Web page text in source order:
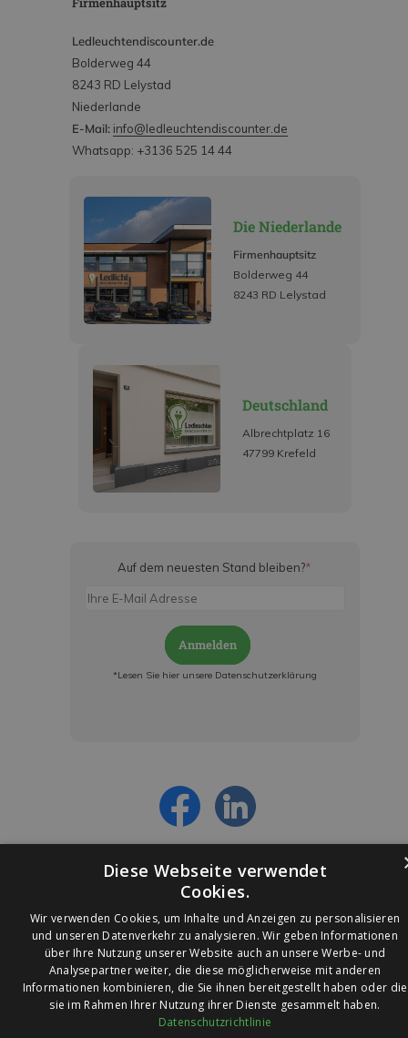
Ledleuchtendiscounter.de
Bolderweg 44
8243 RD Lelystad
Niederlande
E-Mail: info@ledleuchtendiscounter.de
Whatsapp: +3136 525 14 44
Die Niederlande
Firmenhauptsitz
Bolderweg 44
8243 RD Lelystad
Deutschland
Albrechtplatz 16
47799 Krefeld
Auf dem neuesten Stand bleiben?*
Anmelden
*Lesen Sie hier unsere Datenschutzerklärung
© 2026 Ledleuchtendiscounter.de
Diese Webseite verwendet
Cookies.
Wir verwenden Cookies, um Inhalte und Anzeigen zu personalisieren
und unseren Datenverkehr zu analysieren. Wir geben Informationen
über Ihre Nutzung unserer Website auch an unsere Werbe- und
Analysepartner weiter, die diese möglicherweise mit anderen
Informationen kombinieren, die Sie ihnen bereitgestellt haben oder die
sie im Rahmen Ihrer Nutzung ihrer Dienste gesammelt haben.
Datenschutzrichtlinie